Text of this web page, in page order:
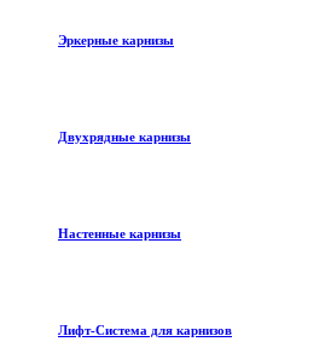
Эркерные карнизы
Двухрядные карнизы
Настенные карнизы
Лифт-Система для карнизов